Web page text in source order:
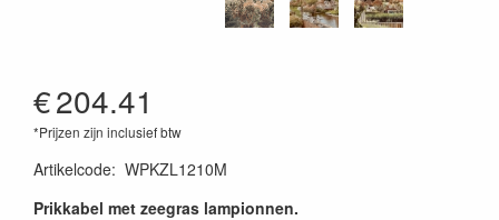
€204.41
*Prijzen zijn inclusief btw
Artikelcode: WPKZL1210M
Prikkabel met zeegras lampionnen.